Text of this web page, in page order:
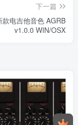
下一篇
款电吉他音色 AGRB
v1.0.0 WIN/OSX